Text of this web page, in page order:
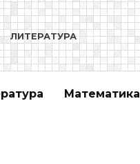
ЛИТЕРАТУРА
Математика